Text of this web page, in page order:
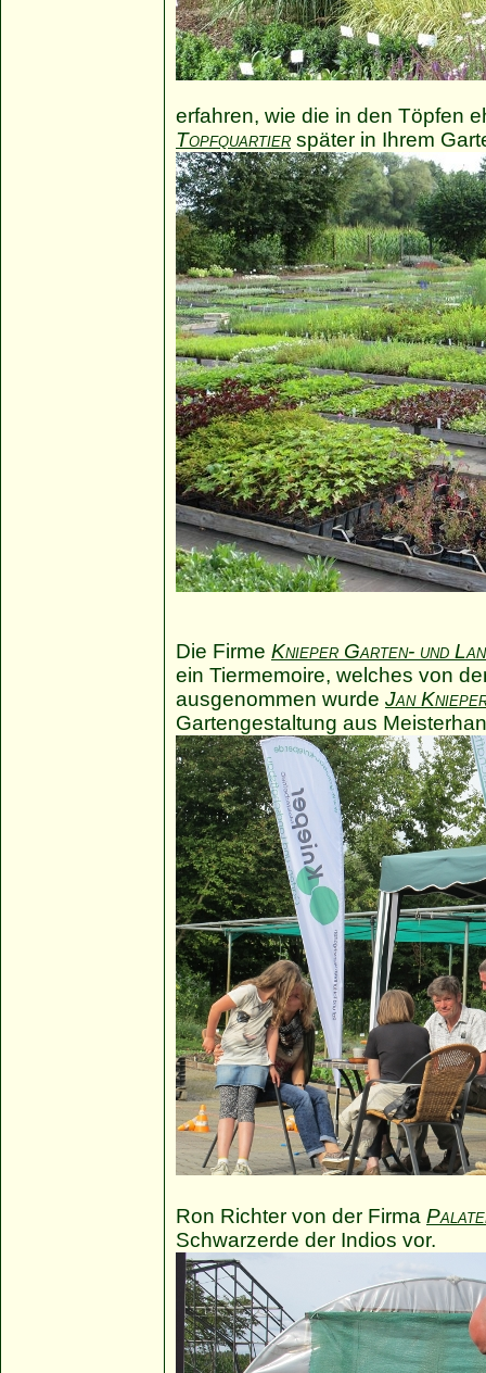
erfahren, wie die in den Töpfen
Topfquartier später in Ihrem
Die Firme Knieper Garten- und
ein Tiermemoire, welches von
ausgenommen wurde Jan
Gartengestaltung aus
Ron Richter von der Firma
Schwarzerde der Indios vor.